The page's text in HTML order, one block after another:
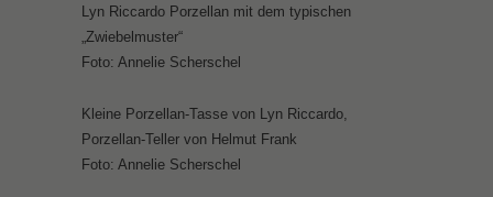
Lyn Riccardo Porzellan mit dem typischen
„Zwiebelmuster“
Foto: Annelie Scherschel
Kleine Porzellan-Tasse von Lyn Riccardo,
Porzellan-Teller von Helmut Frank
Foto: Annelie Scherschel